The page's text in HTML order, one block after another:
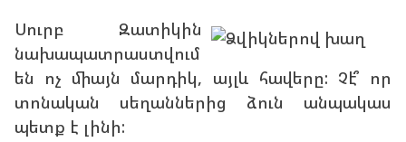
տ
ա
ր
ի
a
Սուրբ Զատիկին
նախապատրաստվում
են ոչ միայն մարդիկ, այլև հավերը: Չէ՞ որ
տոնական սեղաններից ձուն անպակաս
պետք է լինի: